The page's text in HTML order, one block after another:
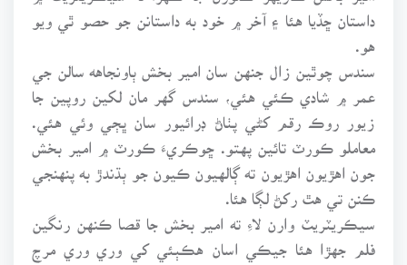
داستان ڇڏيا هئا ۽ آخر ۾ خود به داستانن جو حصو ٿي ويو
سندس چوٿين زال جنهن سان امير بخش ٻاونجاهه سالن جي
عمر ۾ شادي ڪئي هئي، سندس گهر مان لکين روپين جا
زيور روڪ رقم کڻي پٺاڻ ڊرائيور سان ڀڄي وئي هئي.
معاملو ڪورٽ تائين پهتو. ڇوڪريءَ ڪورٽ ۾ امير بخش
جون اهڙيون اهڙيون ته ڳالهيون ڪيون جو ٻڌندڙ به پنهنجي
ڪنن تي هٿ رکڻ لڳا هئا.
سيڪريٽريٽ وارن لاءِ ته امير بخش جا قصا ڪنهن رنگين
فلم جهڙا هئا جيڪي اسان هڪٻئي کي وري وري مرچ